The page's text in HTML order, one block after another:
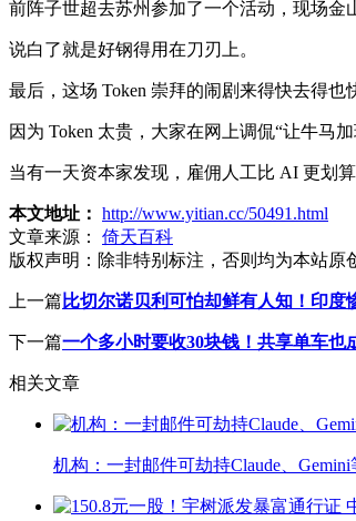
前阵子世超去苏州参加了一个活动，现场金
说白了就是好钢得用在刀刃上。
最后，这场 Token 崇拜的闹剧来得快去得也
因为 Token 太贵，大家在网上调侃“让牛马
当有一天资本家发现，雇佣人工比 AI 更划
本文地址： http://www.yitian.cc/50491.html
文章来源：
倚天百科
版权声明： 除非特别标注，否则均为本站原
上一篇 比切尔诺贝利可怕却鲜有人知！印度
下一篇一个多小时要收30块钱！共享单车也
相关文章
机构：一封邮件可劫持Claude、